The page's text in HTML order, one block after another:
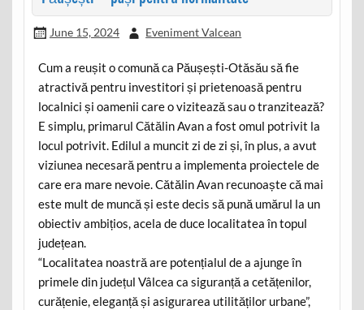
June 15, 2024 Eveniment Valcean
Cum a reușit o comună ca Păușești-Otăsău să fie
atractivă pentru investitori și prietenoasă pentru
localnici și oamenii care o vizitează sau o tranzitează?
E simplu, primarul Cătălin Avan a fost omul potrivit la
locul potrivit. Edilul a muncit zi de zi și, în plus, a avut
viziunea necesară pentru a implementa proiectele de
care era mare nevoie. Cătălin Avan recunoaște că mai
este mult de muncă și este decis să pună umărul la un
obiectiv ambițios, acela de duce localitatea în topul
județean.
“Localitatea noastră are potențialul de a ajunge în
primele din județul Vâlcea ca siguranță a cetățenilor,
curățenie, eleganță și asigurarea utilităților urbane”,